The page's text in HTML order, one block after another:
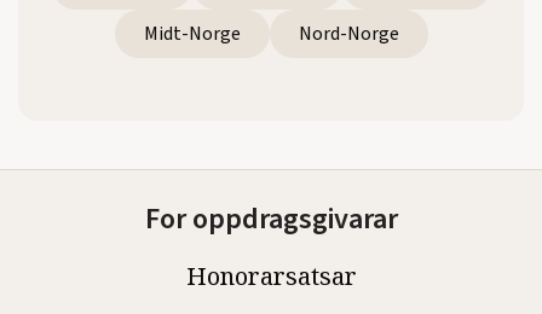
Midt-Norge
Nord-Norge
For oppdragsgivarar
Honorarsatsar